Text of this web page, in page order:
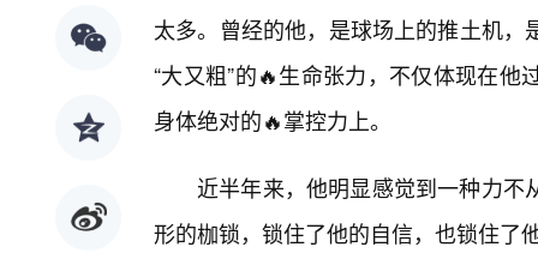
太多。曾经的他，是球场上的推土机
“大又粗”的🔥生命张力，不仅体现在
身体绝对的🔥掌控力上。
近半年来，他明显感觉到一种力
形的枷锁，锁住了他的自信，也锁住了